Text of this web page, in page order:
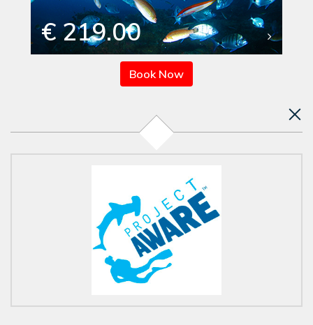
€ 219.00
Book Now